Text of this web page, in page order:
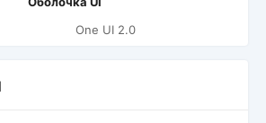
One UI 2.0